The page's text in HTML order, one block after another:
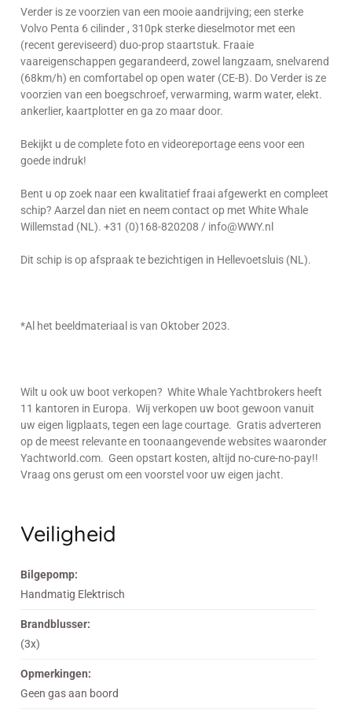
Verder is ze voorzien van een mooie aandrijving; een sterke
Volvo Penta 6 cilinder , 310pk sterke dieselmotor met een
(recent gereviseerd) duo-prop staartstuk. Fraaie
vaareigenschappen gegarandeerd, zowel langzaam, snelvarend
(68km/h) en comfortabel op open water (CE-B). Do Verder is ze
voorzien van een boegschroef, verwarming, warm water, elekt.
ankerlier, kaartplotter en ga zo maar door.
Bekijkt u de complete foto en videoreportage eens voor een
goede indruk!
Bent u op zoek naar een kwalitatief fraai afgewerkt en compleet
schip? Aarzel dan niet en neem contact op met White Whale
Willemstad (NL). +31 (0)168-820208 / info@WWY.nl
Dit schip is op afspraak te bezichtigen in Hellevoetsluis (NL).
*Al het beeldmateriaal is van Oktober 2023.
Wilt u ook uw boot verkopen? White Whale Yachtbrokers heeft
11 kantoren in Europa. Wij verkopen uw boot gewoon vanuit
uw eigen ligplaats, tegen een lage courtage. Gratis adverteren
op de meest relevante en toonaangevende websites waaronder
Yachtworld.com. Geen opstart kosten, altijd no-cure-no-pay!!
Vraag ons gerust om een voorstel voor uw eigen jacht.
Veiligheid
Bilgepomp:
Handmatig Elektrisch
Brandblusser:
(3x)
Opmerkingen:
Geen gas aan boord